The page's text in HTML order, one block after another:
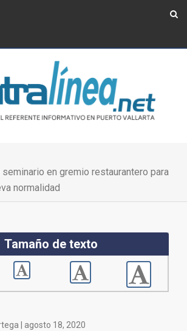
en gremio restaurantero para
normalidad
Tamaño de texto
| agosto 18, 2020